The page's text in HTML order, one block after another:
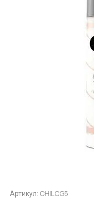
Артикул: CHILCG5